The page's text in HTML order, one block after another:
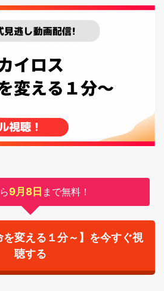
9月8日 まで無料！
を変える１分～】を今すぐ視
聴する